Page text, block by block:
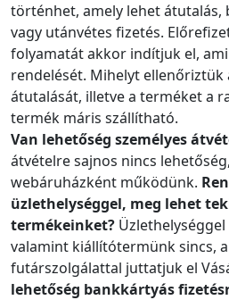
történhet, amely lehet átutalás,
vagy utánvétes fizetés.
folyamatát akkor indítjuk el,
rendelését. Mihelyt ellenőriztük
átutalását, illetve a terméket a
termék máris szállítható.
Van lehetőség személyes
átvételre sajnos nincs
webáruházként működünk.
üzlethelységgel, meg lehet
termékeinket?
valamint kiállítótermünk sincs,
futárszolgálattal juttatjuk el
lehetőség bankkártyás